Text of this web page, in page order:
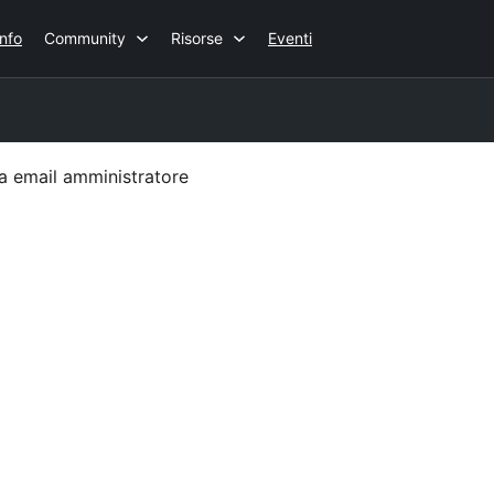
Community Risorse Eventi
email amministratore